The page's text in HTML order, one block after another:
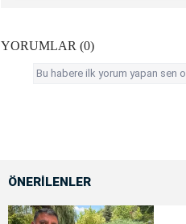
YORUMLAR (0)
Bu habere ilk yorum yapan sen ol.
ÖNERİLENLER